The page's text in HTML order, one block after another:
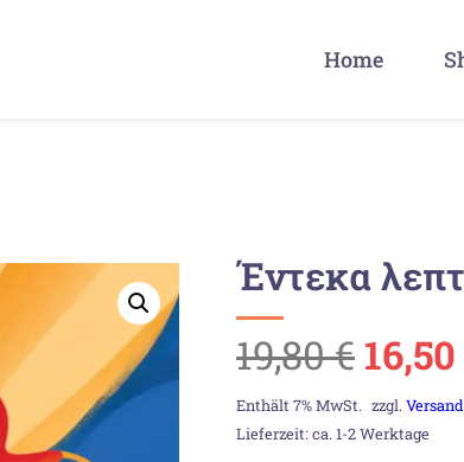
Home
Έντεκα
19,80€
Preis
16,50
Enthält 7% MwSt. zzgl. Versand
Lieferzeit: ca. 1-2 Werktage